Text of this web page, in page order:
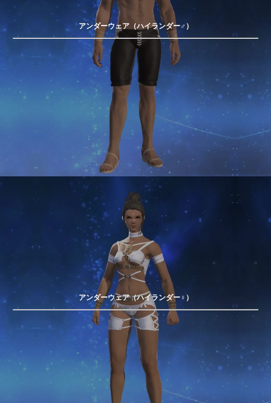
アンダーウェア（ハイランダー♂）
アンダーウェア（ハイランダー♀）